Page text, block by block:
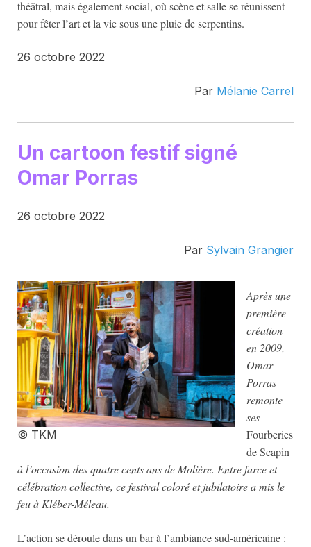
théâtral, mais également social, où scène et salle se réunissent
pour fêter l’art et la vie sous une pluie de serpentins.
26 octobre 2022
Par Mélanie Carrel
Un cartoon festif signé
Omar Porras
26 octobre 2022
Par Sylvain Grangier
© TKM
Après une
première
création
en 2009,
Omar
Porras
remonte
ses
Fourberies
de Scapin
à l’occasion des quatre cents ans de Molière. Entre farce et
célébration collective, ce festival coloré et jubilatoire a mis le
feu à Kléber-Méleau.
L’action se déroule dans un bar à l’ambiance sud-américaine :